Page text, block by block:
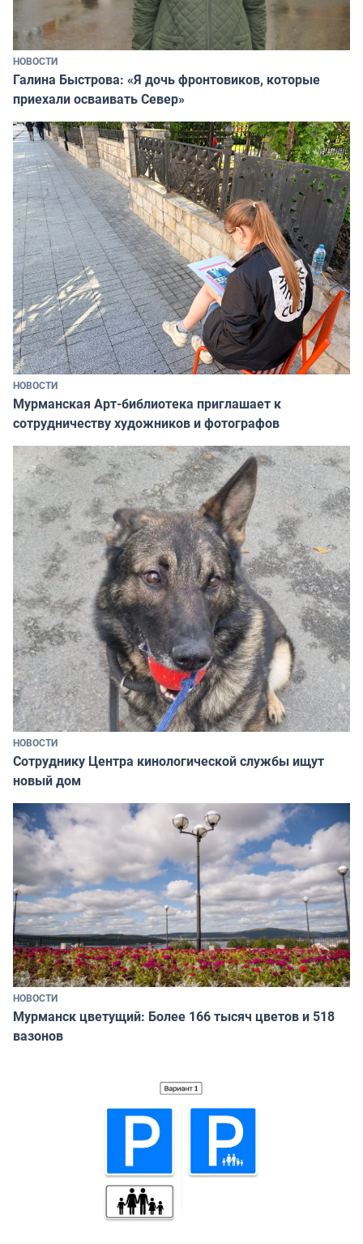
НОВОСТИ
Галина Быстрова: «Я дочь фронтовиков, которые
приехали осваивать Север»
НОВОСТИ
Мурманская Арт-библиотека приглашает к
сотрудничеству художников и фотографов
НОВОСТИ
Сотруднику Центра кинологической службы ищут
новый дом
НОВОСТИ
Мурманск цветущий: Более 166 тысяч цветов и 518
вазонов